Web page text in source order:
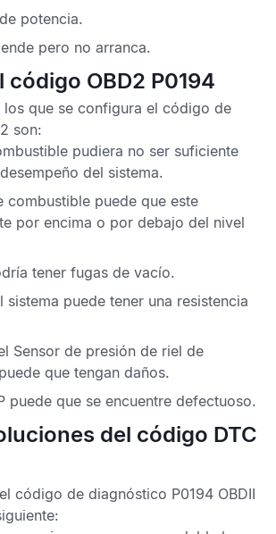
potencia.
pero no arranca.
código OBD2 P0194
que se configura el código de
son:
pudiera no ser suficiente
del sistema.
combustible puede que este
por encima o por debajo del nivel
tener fugas de vacío.
sistema puede tener una resistencia
Sensor de presión de riel de
puede que tengan daños.
puede que se encuentre defectuoso.
del código DTC
código de diagnóstico P0194 OBDII